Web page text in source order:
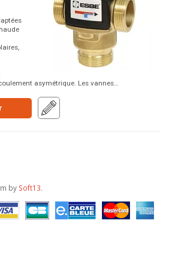
asymétrique. Les vannes…
by Soft13.